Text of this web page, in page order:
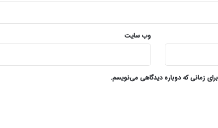
وب‌ سایت
زمانی که دوباره دیدگاهی می‌نویسم.